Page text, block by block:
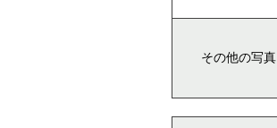
その他の写真